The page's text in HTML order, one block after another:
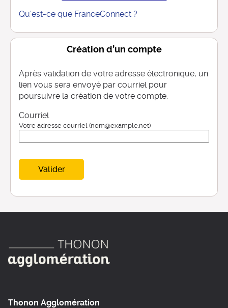
Qu’est-ce que FranceConnect ?
Création d’un compte
Après validation de votre adresse électronique, un
lien vous sera envoyé par courriel pour
poursuivre la création de votre compte.
Courriel
Votre adresse courriel (nom@example.net)
Valider
Thonon Agglomération